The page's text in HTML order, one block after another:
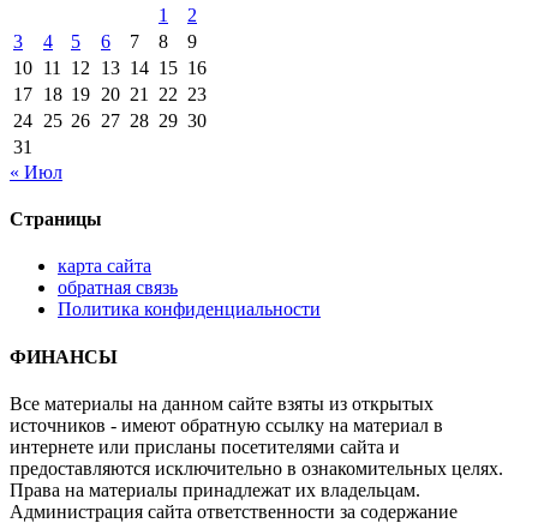
1
2
3
4 5 6 7 8
9
10 11 12 13 14 15 16
17 18 19 20 21 22 23
24 25 26 27 28 29 30
31
« Июл
Страницы
карта сайта
обратная связь
Политика конфиденциальности
ФИНАНСЫ
Все материалы на данном сайте взяты из открытых
источников - имеют обратную ссылку на материал в
интернете или присланы посетителями сайта и
предоставляются исключительно в ознакомительных целях.
Права на материалы принадлежат их владельцам.
Администрация сайта ответственности за содержание